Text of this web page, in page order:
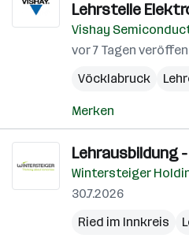
Lehrstelle
Vishay
vor 7 Tagen
Vöcklabruck
Merken
Lehrausbildung
Wintersteiger
30.7.2026
Ried im Innkreis